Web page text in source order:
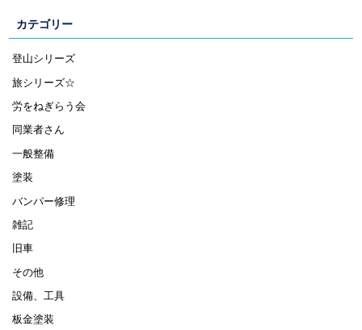
カテゴリー
登山シリーズ
旅シリーズ☆
労をねぎらう会
同業者さん
一般整備
塗装
バンパー修理
雑記
旧車
その他
設備、工具
板金塗装